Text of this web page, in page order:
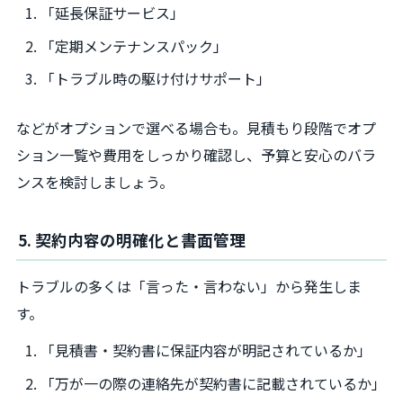
「延長保証サービス」
「定期メンテナンスパック」
「トラブル時の駆け付けサポート」
などがオプションで選べる場合も。見積もり段階でオプ
ション一覧や費用をしっかり確認し、予算と安心のバラ
ンスを検討しましょう。
5. 契約内容の明確化と書面管理
トラブルの多くは「言った・言わない」から発生しま
す。
「見積書・契約書に保証内容が明記されているか」
「万が一の際の連絡先が契約書に記載されているか」